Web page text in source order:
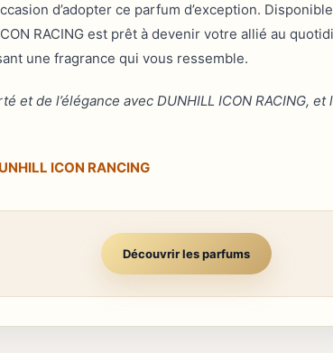
d’adopter ce parfum d’exception.
RACING est prêt à devenir votre allié au
une fragrance qui vous ressemble.
et de l’élégance avec DUNHILL ICON RACING,
ICON RANCING
Découvrir les parfums